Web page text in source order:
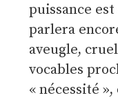
puissance
parlera
aveugle,
vocables
« nécessité